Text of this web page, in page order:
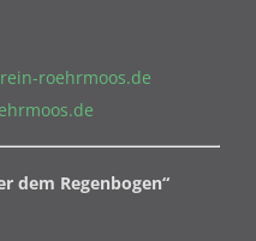
roehrmoos.de
dem Regenbogen“